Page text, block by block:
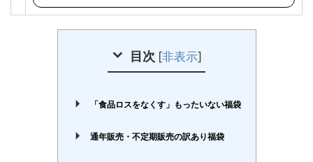
目次 [非表示]
「食品ロスをなくす」もったいない福袋
通年販売・不定期販売の訳あり福袋